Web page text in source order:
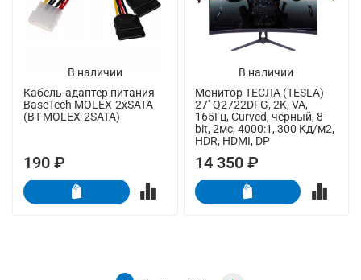
В наличии
Кабель-адаптер питания
BaseTech MOLEX-2xSATA
(BT-MOLEX-2SATA)
190 ₽
В наличии
Монитор ТЕСЛА (TESLA)
27'' Q2722DFG, 2K, VA,
165Гц, Curved, чёрный, 8-
bit, 2мс, 4000:1, 300 Кд/м2,
HDR, HDMI, DP
14 350 ₽